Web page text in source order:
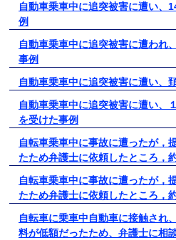
自動車乗車中に追突被害に遭い、
例
自動車乗車中に追突被害に遭われ
事例
自動車乗車中に追突被害に遭い、
自動車乗車中に追突被害に遭い、
を受けた事例
自転車乗車中に事故に遭ったが，
たため弁護士に依頼したところ，
自転車乗車中に事故に遭ったが，
たため弁護士に依頼したところ，
自転車に乗車中自動車に接触され
料が低額だったため、弁護士に相